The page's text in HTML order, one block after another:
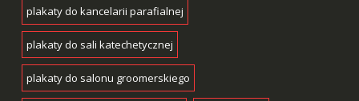
plakaty do kancelarii parafialnej
plakaty do sali katechetycznej
plakaty do salonu groomerskiego